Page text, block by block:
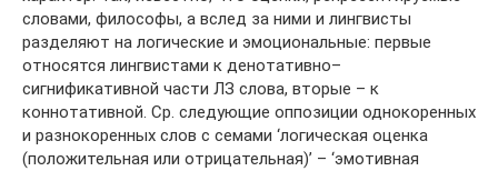
словами, философы, а вслед за ними и лингвисты
разделяют на логические и эмоциональные: первые
относятся лингвистами к денотативно–
сигнификативной части ЛЗ слова, вторые – к
коннотативной. Ср. следующие оппозиции однокоренных
и разнокоренных слов с семами ‘логическая оценка
(положительная или отрицательная)’ – ‘эмотивная